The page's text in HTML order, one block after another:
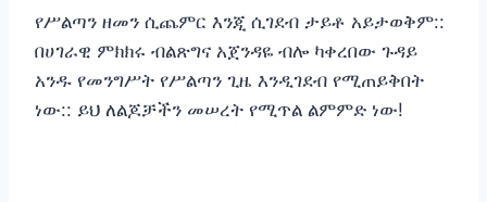
የሥልጣን ዘመን ሲጨምር እንጂ ሲገደብ ታይቶ አይታወቅም::
በሀገራዊ ምክክሩ ብልጽግና አጀንዳዬ ብሎ ካቀረበው ጉዳይ
አንዱ የመንግሥት የሥልጣን ጊዜ እንዲገደብ የሚጠይቅበት
ነው:: ይህ ለልጆቻችን መሠረት የሚጥል ልምምድ ነው!